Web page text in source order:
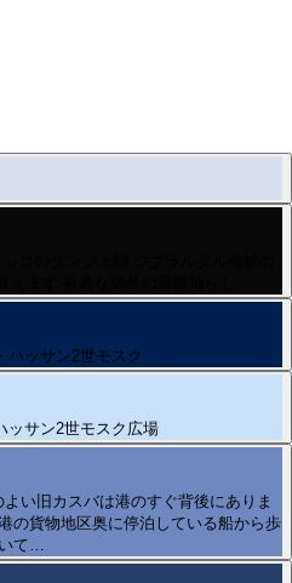
ハッサン2世モスク
ッサン2世モスク広場
い旧カスバは港のすぐ背後にありま
の貨物地区奥に停泊している船から歩
いて…